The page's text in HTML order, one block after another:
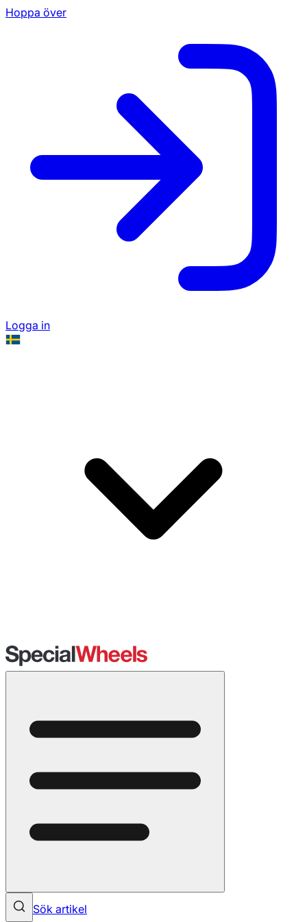
Hoppa över
Logga in
Sök artikel